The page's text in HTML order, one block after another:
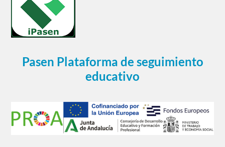
Pasen Plataforma de seguimiento
educativo